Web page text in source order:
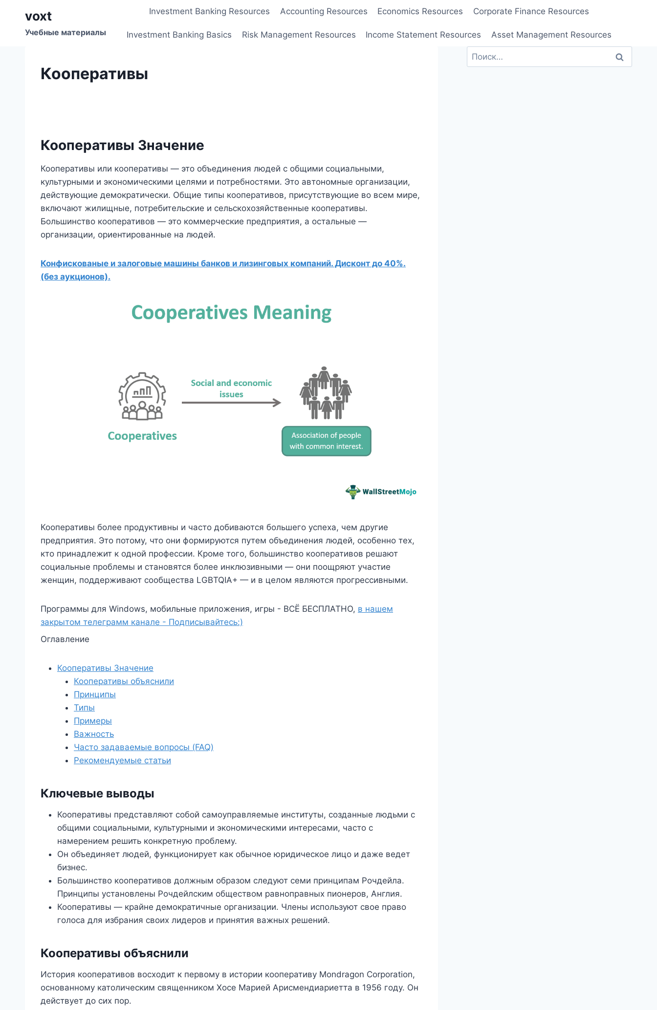
содержимому
voxt
Учебные материалы
Investment Banking Resources Accounting Resources Economics Resources Corporate Finance Resources
Investment Banking Basics Risk Management Resources Income Statement Resources Asset Management Resources
Кооперативы
Кооперативы Значение
Кооперативы или кооперативы — это объединения людей с общими социальными,
культурными и экономическими целями и потребностями. Это автономные организации,
действующие демократически. Общие типы кооперативов, присутствующие во всем мире,
включают жилищные, потребительские и сельскохозяйственные кооперативы.
Большинство кооперативов — это коммерческие предприятия, а остальные —
организации, ориентированные на людей.
Конфискованые и залоговые машины банков и лизинговых компаний. Дисконт до 40%.
(без аукционов).
Кооперативы более продуктивны и часто добиваются большего успеха, чем другие
предприятия. Это потому, что они формируются путем объединения людей, особенно тех,
кто принадлежит к одной профессии. Кроме того, большинство кооперативов решают
социальные проблемы и становятся более инклюзивными — они поощряют участие
женщин, поддерживают сообщества LGBTQIA+ — и в целом являются прогрессивными.
Программы для Windows, мобильные приложения, игры - ВСЁ БЕСПЛАТНО, в нашем
закрытом телеграмм канале - Подписывайтесь:)
Оглавление
Кооперативы Значение
Кооперативы объяснили
Принципы
Типы
Примеры
Важность
Часто задаваемые вопросы (FAQ)
Рекомендуемые статьи
Ключевые выводы
Кооперативы представляют собой самоуправляемые институты, созданные людьми с
общими социальными, культурными и экономическими интересами, часто с
намерением решить конкретную проблему.
Он объединяет людей, функционирует как обычное юридическое лицо и даже ведет
бизнес.
Большинство кооперативов должным образом следуют семи принципам Рочдейла.
Принципы установлены Рочдейлским обществом равноправных пионеров, Англия.
Кооперативы — крайне демократичные организации. Члены используют свое право
голоса для избрания своих лидеров и принятия важных решений.
Кооперативы объяснили
История кооперативов восходит к первому в истории кооперативу Mondragon Corporation,
основанному католическим священником Хосе Марией Арисмендиариетта в 1956 году. Он
действует до сих пор.
Найти: